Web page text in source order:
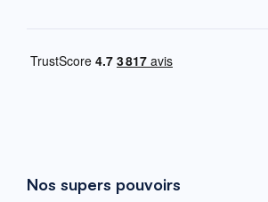
Nos supers pouvoirs